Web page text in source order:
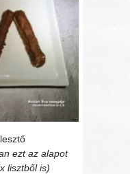
ezt az alapot
lisztből is)